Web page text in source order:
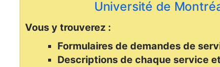
Université de
Vous y trouverez :
Formulaires de demandes de
Descriptions de chaque service